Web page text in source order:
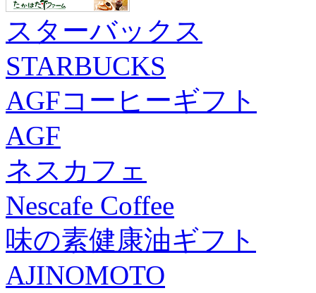
スターバックス
STARBUCKS
AGFコーヒーギフト
AGF
ネスカフェ
Nescafe Coffee
味の素健康油ギフト
AJINOMOTO